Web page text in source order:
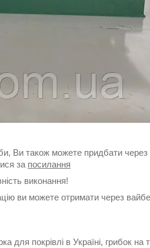
Ви також можете придбати
за посилання
виконання!
ви можете отримати через
для покрівлі в Україні, грибок на